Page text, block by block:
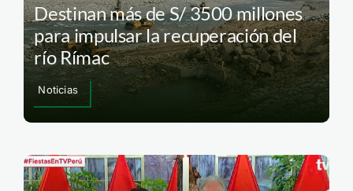
Destinan más de S/ 3500 millones
para impulsar la recuperación del
río Rímac
Noticias